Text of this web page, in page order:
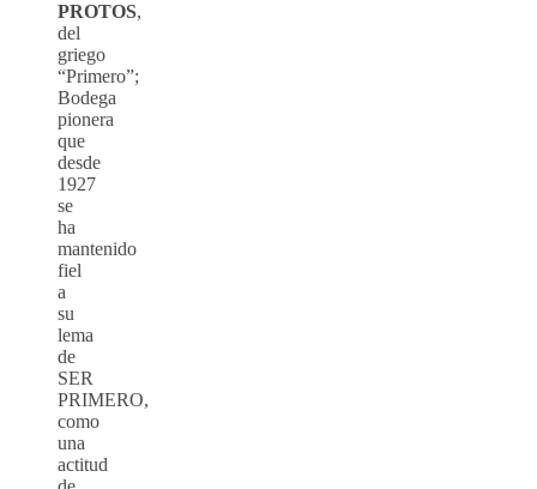
PROTOS,
del
griego
“Primero”;
Bodega
pionera
que
desde
1927
se
ha
mantenido
fiel
a
su
lema
de
SER
PRIMERO,
como
una
actitud